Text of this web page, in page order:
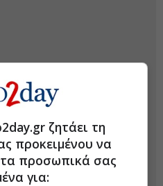
ζητάει τη
προκειμένου να
τα προσωπικά σας
για: